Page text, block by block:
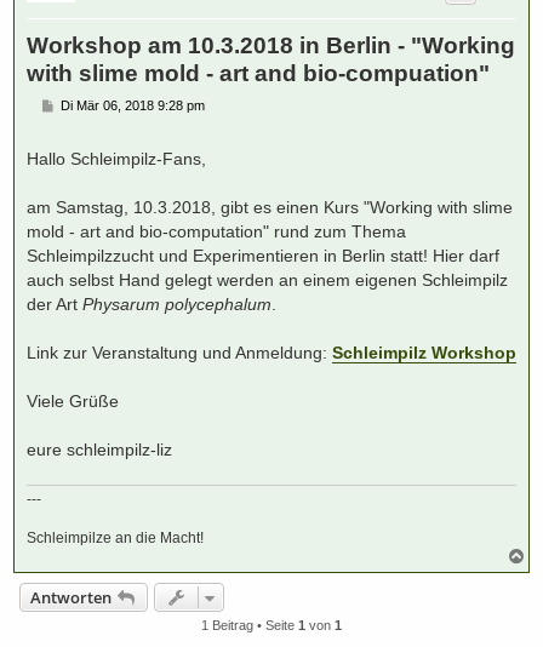
Workshop am 10.3.2018 in Berlin - "Working
with slime mold - art and bio-compuation"
B
t
r
g
Di Mär 06, 2018 9:28 pm
Hallo Schleimpilz-Fans,
am Samstag, 10.3.2018, gibt es einen Kurs "Working with slime
mold - art and bio-computation" rund zum Thema
Schleimpilzzucht und Experimentieren in Berlin statt! Hier darf
auch selbst Hand gelegt werden an einem eigenen Schleimpilz
der Art Physarum polycephalum.
Link zur Veranstaltung und Anmeldung: Schleimpilz Workshop
Viele Grüße
eure schleimpilz-liz
---
Schleimpilze an die Macht!
a
Antworten
1 Beitrag • Seite 1 von 1